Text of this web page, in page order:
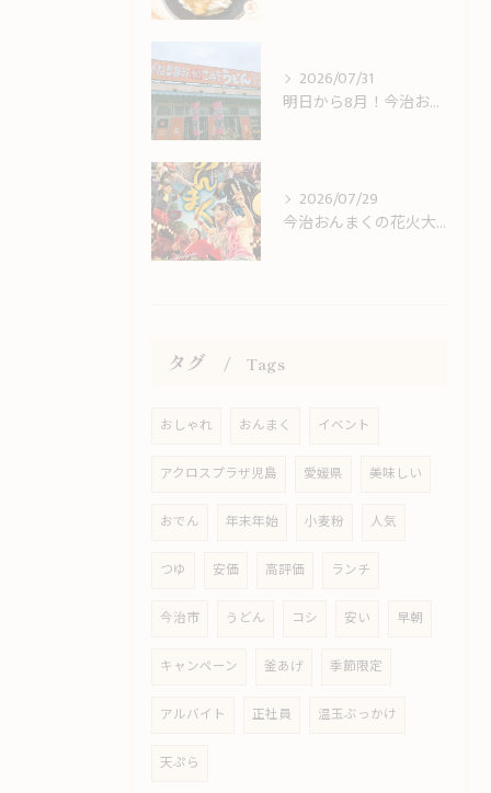
2026/07/31
明日から8月！今治おんまく＆8月限定LINEクーポンスタートのお知らせ
2026/07/29
今治おんまくの花火大会＆踊り子さん大歓迎！猛暑を吹き飛ばす一杯を
タグ Tags
おしゃれ おんまく イベント
アクロスプラザ児島 愛媛県 美味しい
おでん 年末年始 小麦粉 人気
つゆ 安価 高評価 ランチ
今治市 うどん コシ 安い 早朝
キャンペーン 釜あげ 季節限定
アルバイト 正社員 温玉ぶっかけ
天ぷら